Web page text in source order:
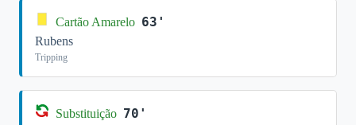
Cartão Amarelo 63'
Rubens
Tripping
Substituição 70'